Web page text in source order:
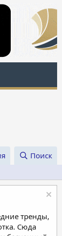
Поиск
тренды,
Сюда